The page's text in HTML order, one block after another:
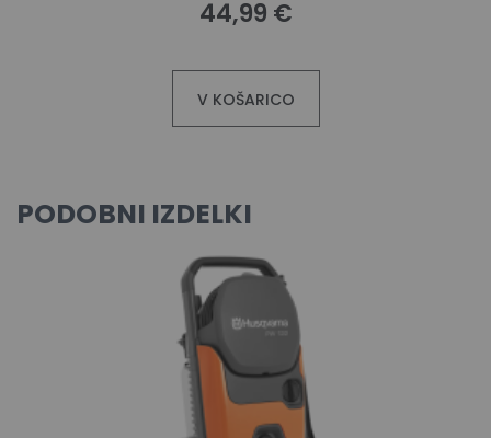
44,99 €
V KOŠARICO
PODOBNI IZDELKI